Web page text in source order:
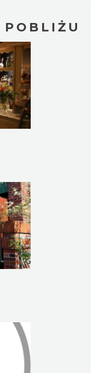
POBLIŻU